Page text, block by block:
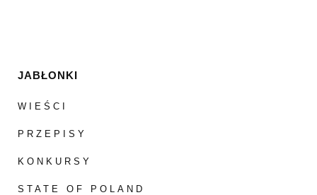
JABŁONKI
WIEŚCI
PRZEPISY
KONKURSY
STATE OF POLAND